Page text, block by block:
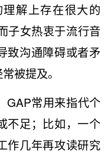
解上存在很大的
子女热衷于流行音
致沟通障碍或者矛
被提及。
GAP常用来指代个
不足；比如，一个
作几年再攻读研究